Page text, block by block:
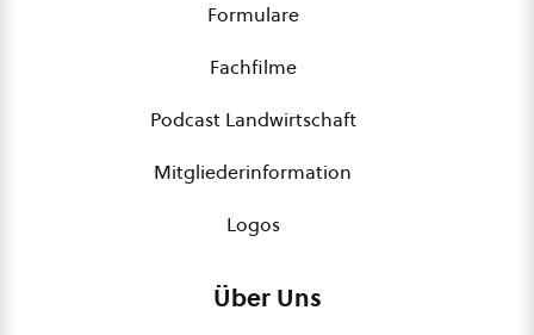
Formulare
Fachfilme
Podcast Landwirtschaft
Mitgliederinformation
Logos
Über Uns